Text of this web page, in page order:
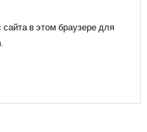
в этом браузере для